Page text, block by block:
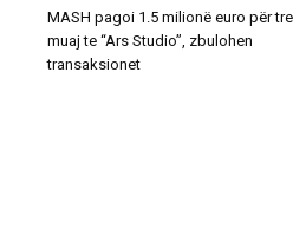
MASH pagoi 1.5 milionë euro për tre
muaj te “Ars Studio”, zbulohen
transaksionet